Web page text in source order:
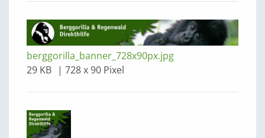
berggorilla_banner_728x90px.jpg
29 KB
728 x 90 Pixel